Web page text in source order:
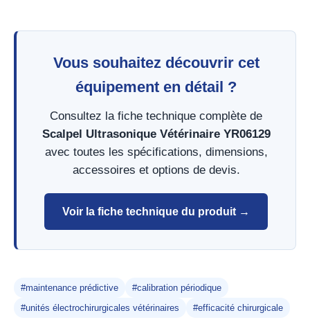
Vous souhaitez découvrir cet
équipement en détail ?
Consultez la fiche technique complète de
Scalpel Ultrasonique Vétérinaire YR06129
avec toutes les spécifications, dimensions,
accessoires et options de devis.
Voir la fiche technique du produit →
#maintenance prédictive
#calibration périodique
#unités électrochirurgicales vétérinaires
#efficacité chirurgicale